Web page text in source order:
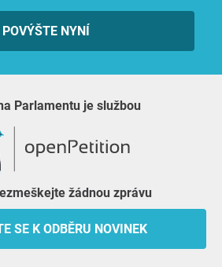
POVÝŠTE NYNÍ
Parlamentu je službou
žádnou zprávu
SE K ODBĚRU NOVINEK